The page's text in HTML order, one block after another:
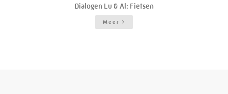
Dialogen Lu & Al: Fietsen
Meer